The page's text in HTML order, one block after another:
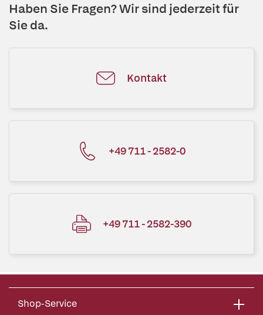
Haben Sie Fragen? Wir sind jederzeit für
Sie da.
Kontakt
+49 711 - 2582-0
+49 711 - 2582-390
Shop-Service